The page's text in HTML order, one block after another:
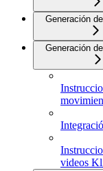
Generación
Generación
videos